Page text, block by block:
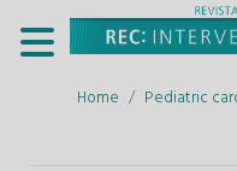
Home Pediatric